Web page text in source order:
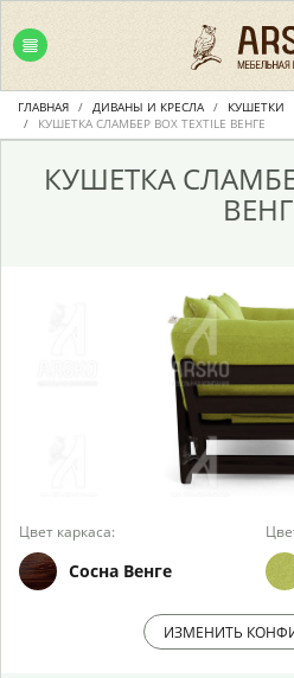
ГЛАВНАЯ ДИВАНЫ И КРЕСЛА
КУШЕТКИ
КУШЕТКА СЛАМБЕР BOX TEXTILE ВЕНГЕ
КУШЕТКА
Цвет каркаса:
Сосна Венге
ИЗМЕНИТЬ